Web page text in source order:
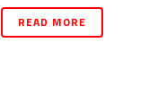
READ MORE